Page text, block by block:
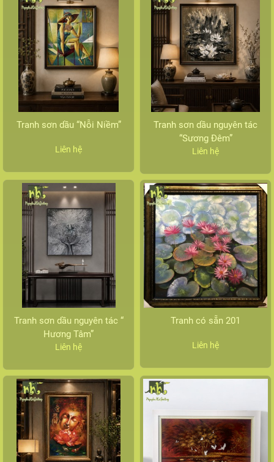
Tranh sơn dầu “Nỗi Niềm”
Liên hệ
Tranh sơn dầu nguyên tác
“Sương Đêm”
Liên hệ
Tranh sơn dầu nguyên tác “
Hương Tâm”
Liên hệ
Tranh có sẵn 201
Liên hệ